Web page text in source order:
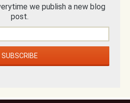
we publish a new blog
post.